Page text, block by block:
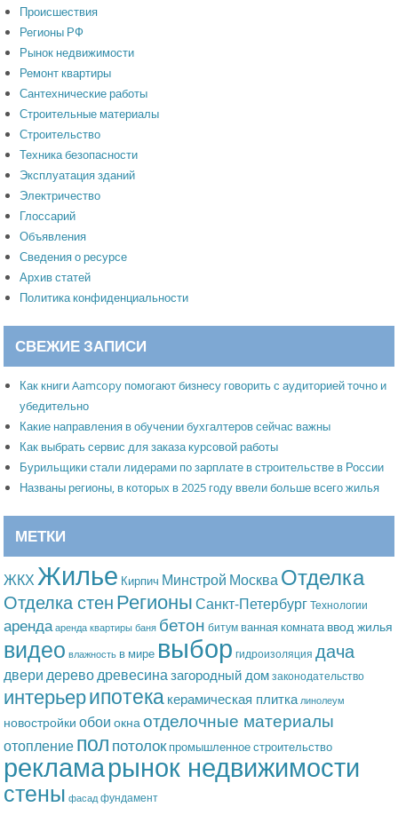
Происшествия
Регионы РФ
Рынок недвижимости
Ремонт квартиры
Сантехнические работы
Строительные материалы
Строительство
Техника безопасности
Эксплуатация зданий
Электричество
Глоссарий
Объявления
Сведения о ресурсе
Архив статей
Политика конфиденциальности
СВЕЖИЕ ЗАПИСИ
Как книги Aamcopy помогают бизнесу говорить с аудиторией точно и
убедительно
Какие направления в обучении бухгалтеров сейчас важны
Как выбрать сервис для заказа курсовой работы
Бурильщики стали лидерами по зарплате в строительстве в России
Названы регионы, в которых в 2025 году ввели больше всего жилья
МЕТКИ
ЖКХ Жилье Кирпич Минстрой МоскваОтделка
Отделка стенРегионы Санкт-Петербург Технологии
аренда аренда квартиры баня бетон битум ванная комната ввод жилья
видео влажность в мире выбор гидроизоляция дача
двери дереводревесиназагородный дом законодательство
интерьерипотека керамическая плитка линолеум
новостройки обои окна отделочные материалы
отоплениепол потолок промышленное строительство
рекламарынок недвижимости
стены фасад фундамент